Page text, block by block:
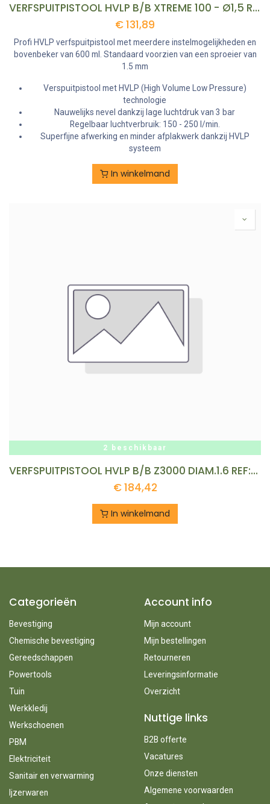
VERFSPUITPISTOOL HVLP B/B XTREME 100 - Ø1,5 REF:C00010500 GAV
€131,89
Profi HVLP verfspuitpistool met meerdere instelmogelijkheden en
bovenbeker van 600 ml. Standaard voorzien van een sproeier van
1.5 mm
Verspuitpistool met HVLP (High Volume Low Pressure)
technologie
Nauwelijks nevel dankzij lage luchtdruk van 3 bar
Regelbaar luchtverbruik: 150 - 250 l/min.
Superfijne afwerking en minder afplakwerk dankzij HVLP
systeem
In winkelmand
2 beschikbaar
VERFSPUITPISTOOL HVLP B/B Z3000 DIAM.1.6 REF:C00010530
€184,42
In winkelmand
Categorieën
Bevestiging
Chemische bevestiging
Gereedschappen
Powertools
Tuin
Werkkledij
Werkschoenen
PBM
Elektriciteit
Sanitair en verwarming
Ijzerwaren
Account info
Mijn account
Mijn bestellingen
Retourneren
Leveringsinformatie
Overzicht
Nuttige links
B2B offerte
Vacatures
Onze diensten
Algemene voorwaarden